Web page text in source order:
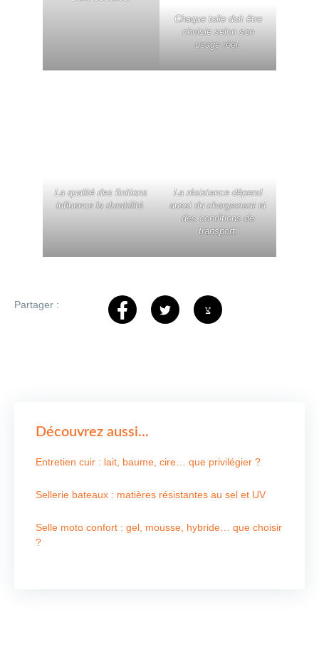
Chaque toile doit être
choisie selon son
usage réel.
La qualité des finitions
influence la durabilité.
La résistance dépend
aussi du chargement et
des conditions de
transport.
Partager :
Découvrez aussi...
Entretien cuir : lait, baume, cire… que privilégier ?
Sellerie bateaux : matières résistantes au sel et UV
Selle moto confort : gel, mousse, hybride… que choisir
?